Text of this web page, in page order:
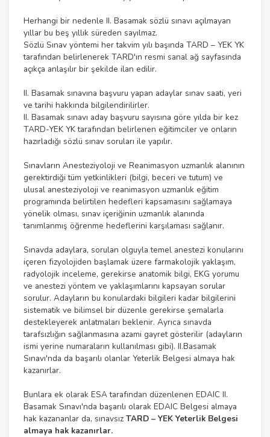
Herhangi bir nedenle II. Basamak sözlü sınavı açılmayan
yıllar bu beş yıllık süreden sayılmaz.
Sözlü Sınav yöntemi her takvim yılı başında TARD – YEK YK
tarafından belirlenerek TARD'ın resmi sanal ağ sayfasında
açıkça anlaşılır bir şekilde ilan edilir.
II. Basamak sınavına başvuru yapan adaylar sınav saati, yeri
ve tarihi hakkında bilgilendirilirler.
II. Basamak sınavı aday başvuru sayısına göre yılda bir kez
TARD-YEK YK tarafından belirlenen eğitimciler ve onların
hazırladığı sözlü sınav soruları ile yapılır.
Sınavların Anesteziyoloji ve Reanimasyon uzmanlık alanının
gerektirdiği tüm yetkinlikleri (bilgi, beceri ve tutum) ve
ulusal anesteziyoloji ve reanimasyon uzmanlık eğitim
programında belirtilen hedefleri kapsamasını sağlamaya
yönelik olması, sınav içeriğinin uzmanlık alanında
tanımlanmış öğrenme hedeflerini karşılaması sağlanır.
Sınavda adaylara, sorulan olguyla temel anestezi konularını
içeren fizyolojiden başlamak üzere farmakolojik yaklaşım,
radyolojik inceleme, gerekirse anatomik bilgi, EKG yorumu
ve anestezi yöntem ve yaklaşımlarını kapsayan sorular
sorulur. Adayların bu konulardaki bilgileri kadar bilgilerini
sistematik ve bilimsel bir düzenle gerekirse şemalarla
destekleyerek anlatmaları beklenir. Ayrıca sınavda
tarafsızlığın sağlanmasına azami gayret gösterilir (adayların
ismi yerine numaraların kullanılması gibi). II.Basamak
Sınavı'nda da başarılı olanlar Yeterlik Belgesi almaya hak
kazanırlar.
Bunlara ek olarak ESA tarafından düzenlenen EDAIC II.
Basamak Sınavı'nda başarılı olarak EDAIC Belgesi almaya
hak kazananlar da, sınavsız TARD – YEK Yeterlik Belgesi
almaya hak kazanırlar.